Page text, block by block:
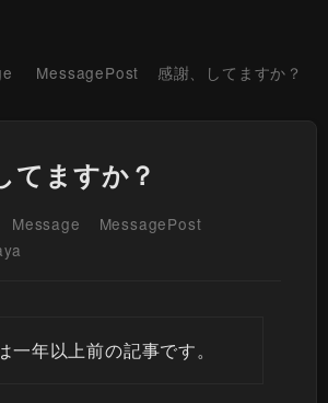
MessagePost 感謝、してますか？
てますか？
Message
MessagePost
一年以上前の記事です。